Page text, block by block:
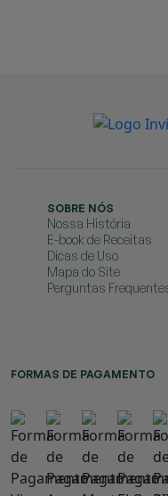
SOBRE NÓS
Nossa História
E-book de Receitas
Dicas de Uso
Mapa do Site
Perguntas
FORMAS DE PAGAMENTO